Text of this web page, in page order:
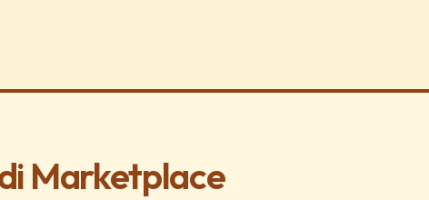
Marketplace